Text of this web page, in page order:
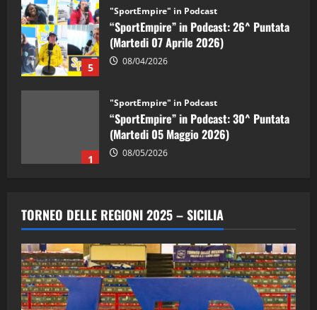
5
"SportEmpire" in Podcast
“SportEmpire” in Podcast: 26^ Puntata
(Martedi 07 Aprile 2026)
08/04/2026
1
"SportEmpire" in Podcast
“SportEmpire” in Podcast: 30^ Puntata
(Martedi 05 Maggio 2026)
08/05/2026
2
“SportEmpire” in Podcast: 29^ Puntata
(Martedi 28 Aprile 2026)
"SportEmpire" in Podcast
“SportEmpire” in Podcast: 28^ Puntata
TORNEO DELLE REGIONI 2025 – SICILIA